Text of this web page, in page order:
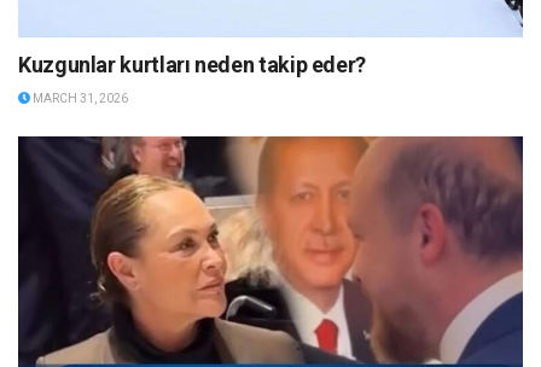
Kuzgunlar kurtları neden takip eder?
MARCH 31, 2026